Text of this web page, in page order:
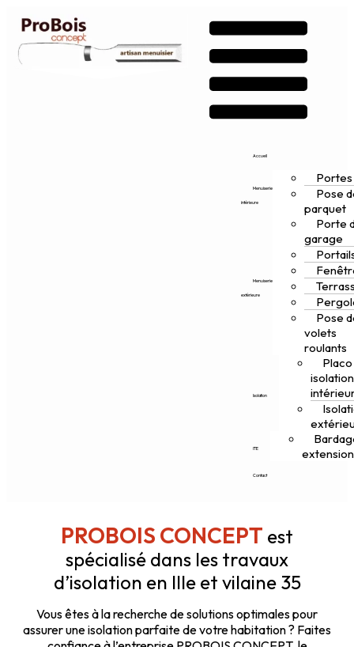
Accueil
Menuiserie
intérieure
Portes
Pose
parquet
Menuiserie
extérieure
Porte
garage
Pose
volets
roulants
Isolation
isolation
ITE
extension
Contact
PROBOIS CONCEPT est
spécialisé dans les travaux
d’isolation en Ille et vilaine 35
Vous êtes à la recherche de solutions optimales pour
assurer une isolation parfaite de votre habitation ? Faites